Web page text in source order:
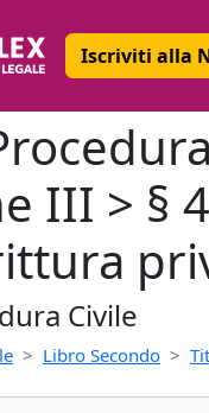
Iscriviti alla
III > §
Civile
Libro Secondo